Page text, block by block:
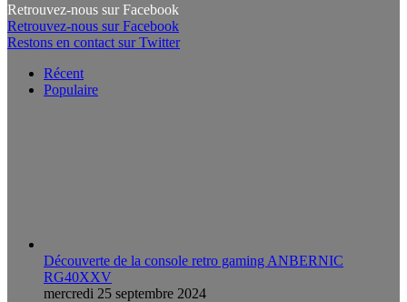
Retrouvez-nous sur Facebook
Retrouvez-nous sur Facebook
Restons en contact sur Twitter
Récent
Populaire
Découverte de la console retro gaming ANBERNIC
RG40XXV
mercredi 25 septembre 2024